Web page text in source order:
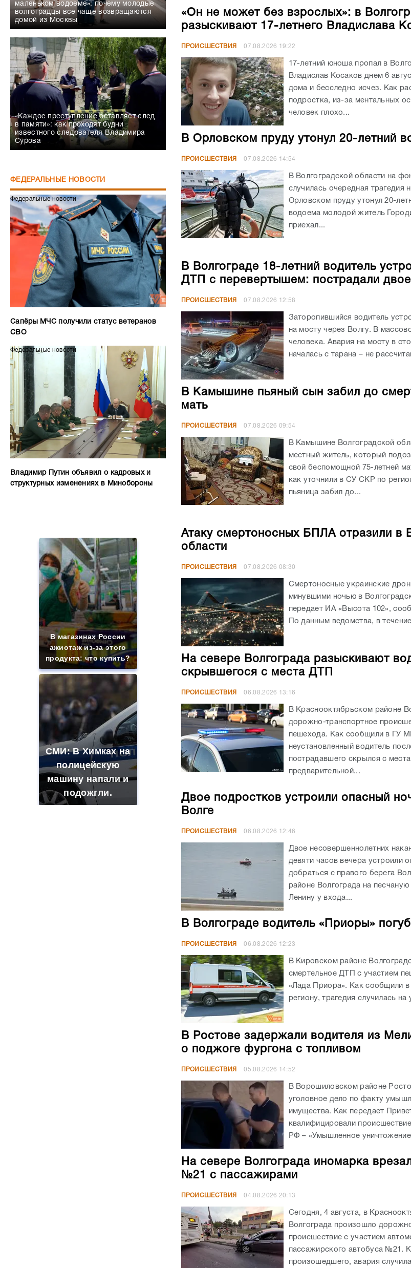
маленьком водоеме»: почему молодые
волгоградцы все чаще возвращаются
домой из Москвы
«Каждое преступление оставляет след
в памяти»: как проходят будни
известного следователя Владимира
Сурова
ФЕДЕРАЛЬНЫЕ НОВОСТИ
Федеральные новости
Сапёры МЧС получили статус ветеранов
СВО
Федеральные новости
Владимир Путин объявил о кадровых и
структурных изменениях в Минобороны
В магазинах России
ажиотаж из-за этого
продукта: что купить?
СМИ: В Химках на
полицейскую
машину напали и
подожгли.
«Он не может без взрослых»: в
разыскивают 17-летнего Владислава
ПРОИСШЕСТВИЯ 07.08.2026 19:22
17-летний юноша пропал в
Владислав Косаков днем 6
дома и бесследно исчез. Как
подростка, из-за ментальных
человек плохо...
В Орловском пруду утонул 20-летний
ПРОИСШЕСТВИЯ 07.08.2026 14:54
В Волгоградской области на
случилась очередная трагедия
Орловском пруду утонул 20-
водоема молодой житель
приехал...
В Волгограде 18-летний водитель
ДТП с перевертышем: пострадали двое
ПРОИСШЕСТВИЯ 07.08.2026 12:58
Заторопившийся водитель
на мосту через Волгу. В
человека. Авария на мосту в
началась с тарана – не
В Камышине пьяный сын забил до
мать
ПРОИСШЕСТВИЯ 07.08.2026 09:54
В Камышине Волгоградской
местный житель, который
свой беспомощной 75-летней
как уточнили в СУ СКР по
пьяница забил до...
Атаку смертоносных БПЛА отразили в
области
ПРОИСШЕСТВИЯ 07.08.2026 08:30
Смертоносные украинские
минувшими ночью в
передает ИА «Высота 102»,
По данным ведомства, в
На севере Волгограда разыскивают
скрывшегося с места ДТП
ПРОИСШЕСТВИЯ 06.08.2026 13:16
В Краснооктябрьском районе
дорожно-транспортное
пешехода. Как сообщили в ГУ
неустановленный водитель
пострадавшего скрылся с
предварительной...
Двое подростков устроили опасный
Волге
ПРОИСШЕСТВИЯ 06.08.2026 12:46
Двое несовершеннолетних
девяти часов вечера устроили
добраться с правого берега
районе Волгограда на
Ленину у входа...
В Волгограде водитель «Приоры»
ПРОИСШЕСТВИЯ 06.08.2026 12:23
В Кировском районе
смертельное ДТП с участием
«Лада Приора». Как сообщили
региону, трагедия случилась
В Ростове задержали водителя из
о поджоге фургона с топливом
ПРОИСШЕСТВИЯ 05.08.2026 14:52
В Ворошиловском районе
уголовное дело по факту
имущества. Как передает
квалифицировали
РФ – «Умышленное
На севере Волгограда иномарка
№21 с пассажирами
ПРОИСШЕСТВИЯ 04.08.2026 20:13
Сегодня, 4 августа, в
Волгограда произошло
происшествие с участием
пассажирского автобуса №21.
произошедшего, авария